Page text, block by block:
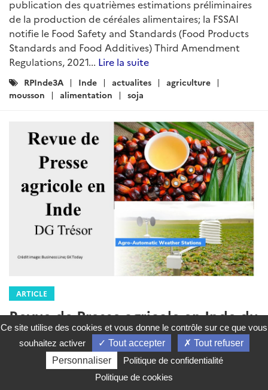
ARTICLE
Brèves Agricoles Inde - Asie du Sud
Rédigé par : DG Trésor 24 avril 2024
Actualites RPInde3A
ARTICLE
Brèves Agricoles Inde - Asie du Sud
Rédigé par : DG Trésor23 février 2024
Ce site utilise des cookies et vous donne le contrôle sur ce que vous
souhaitez activer
Tout accepter
Tout refuser
Personnaliser
Politique de confidentialité
Politique de cookies